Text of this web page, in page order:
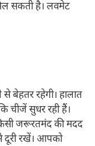
सकती है। लवमेट
रहेगी। हालात
सुधर रही हैं।
जरूरतमंद की मदद
दूरी रखें। आपको